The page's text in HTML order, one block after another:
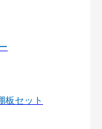
板セット